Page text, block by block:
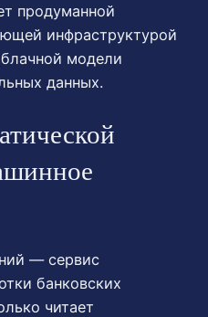
продуманной
инфраструктурой
модели
данных.
— сервис
банковских
читает